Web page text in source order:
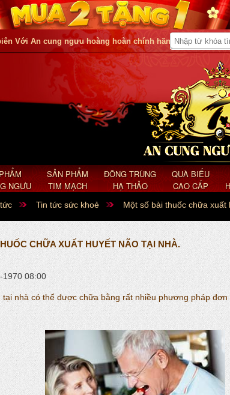
Với An cung ngưu hoàng hoàn chính hãng
NGƯU
SẢN PHẨM
TIM MẠCH
ĐÔNG TRÙNG
HẠ THẢO
QUÀ BIẾU
CAO CẤP
Tin tức sức khoẻ Một số bài thuốc chữa xuất
CHỮA XUẤT HUYẾT NÃO TẠI NHÀ.
1970 08:00
tại nhà có thể được chữa bằng rất nhiều phương pháp đơn